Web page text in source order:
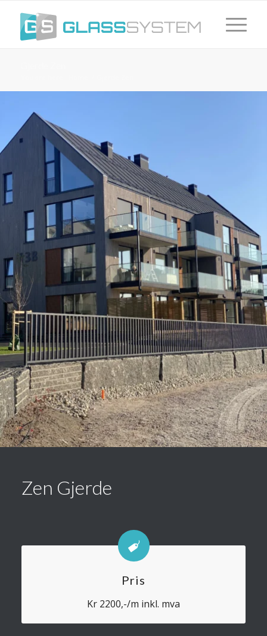
Zen Gjerde
Pris
Kr 2200,-/m inkl. mva